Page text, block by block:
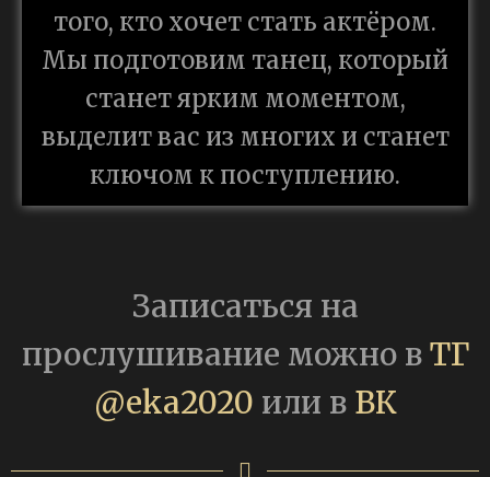
того, кто хочет стать актёром.
Мы подготовим танец, который
станет ярким моментом,
выделит вас из многих и станет
ключом к поступлению.
Записаться на
прослушивание можно вТГ
@eka2020 или в ВК